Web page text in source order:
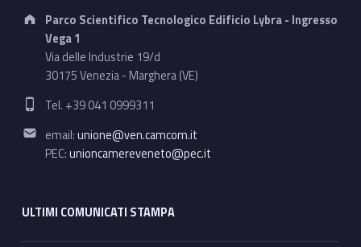
Address:
Parco Scientifico Tecnologico Edificio Lybra - Ingresso
Vega 1
Via delle Industrie 19/d
30175 Venezia - Marghera (VE)
Phone number:
Tel. +39 041 0999311
Email address:
email:unione@ven.camcom.it
PEC:unioncamereveneto@pec.it
ULTIMI COMUNICATI STAMPA